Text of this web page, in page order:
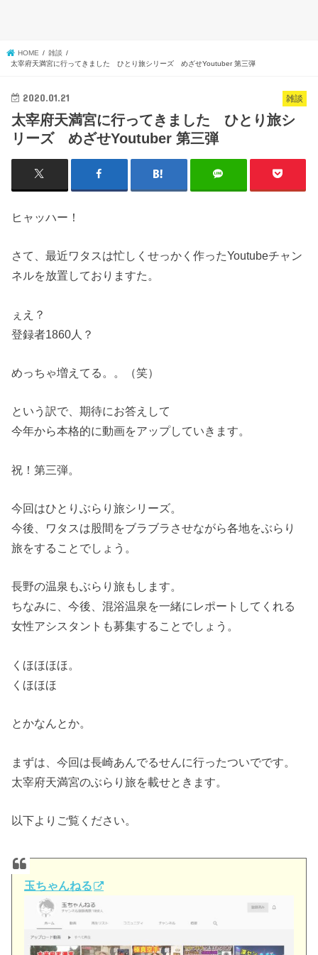
HOME
雑談
太宰府天満宮に行ってきました ひとり旅シリーズ めざせYoutuber 第三弾
雑談
2020.01.21
太宰府天満宮に行ってきました ひとり旅シ
リーズ めざせYoutuber 第三弾
ヒャッハー！
さて、最近ワタスは忙しくせっかく作ったYoutubeチャン
ネルを放置しておりますた。
ぇえ？
登録者1860人？
めっちゃ増えてる。。（笑）
という訳で、期待にお答えして
今年から本格的に動画をアップしていきます。
祝！第三弾。
今回はひとりぶらり旅シリーズ。
今後、ワタスは股間をブラブラさせながら各地をぶらり
旅をすることでしょう。
長野の温泉もぶらり旅もします。
ちなみに、今後、混浴温泉を一緒にレポートしてくれる
女性アシスタントも募集することでしょう。
くほほほほ。
くほほほ
とかなんとか。
まずは、今回は長崎あんでるせんに行ったついでです。
太宰府天満宮のぶらり旅を載せときます。
以下よりご覧ください。
玉ちゃんねる